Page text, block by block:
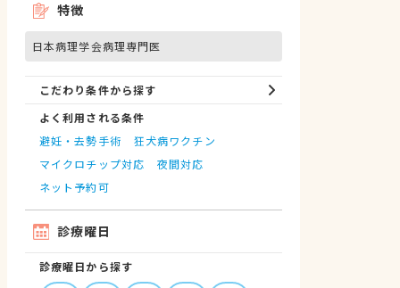
特徴
日本病理学会病理専門医
こだわり条件から探す
よく利用される条件
避妊・去勢手術
狂犬病ワクチン
マイクロチップ対応
夜間対応
ネット予約可
診療曜日
診療曜日から探す